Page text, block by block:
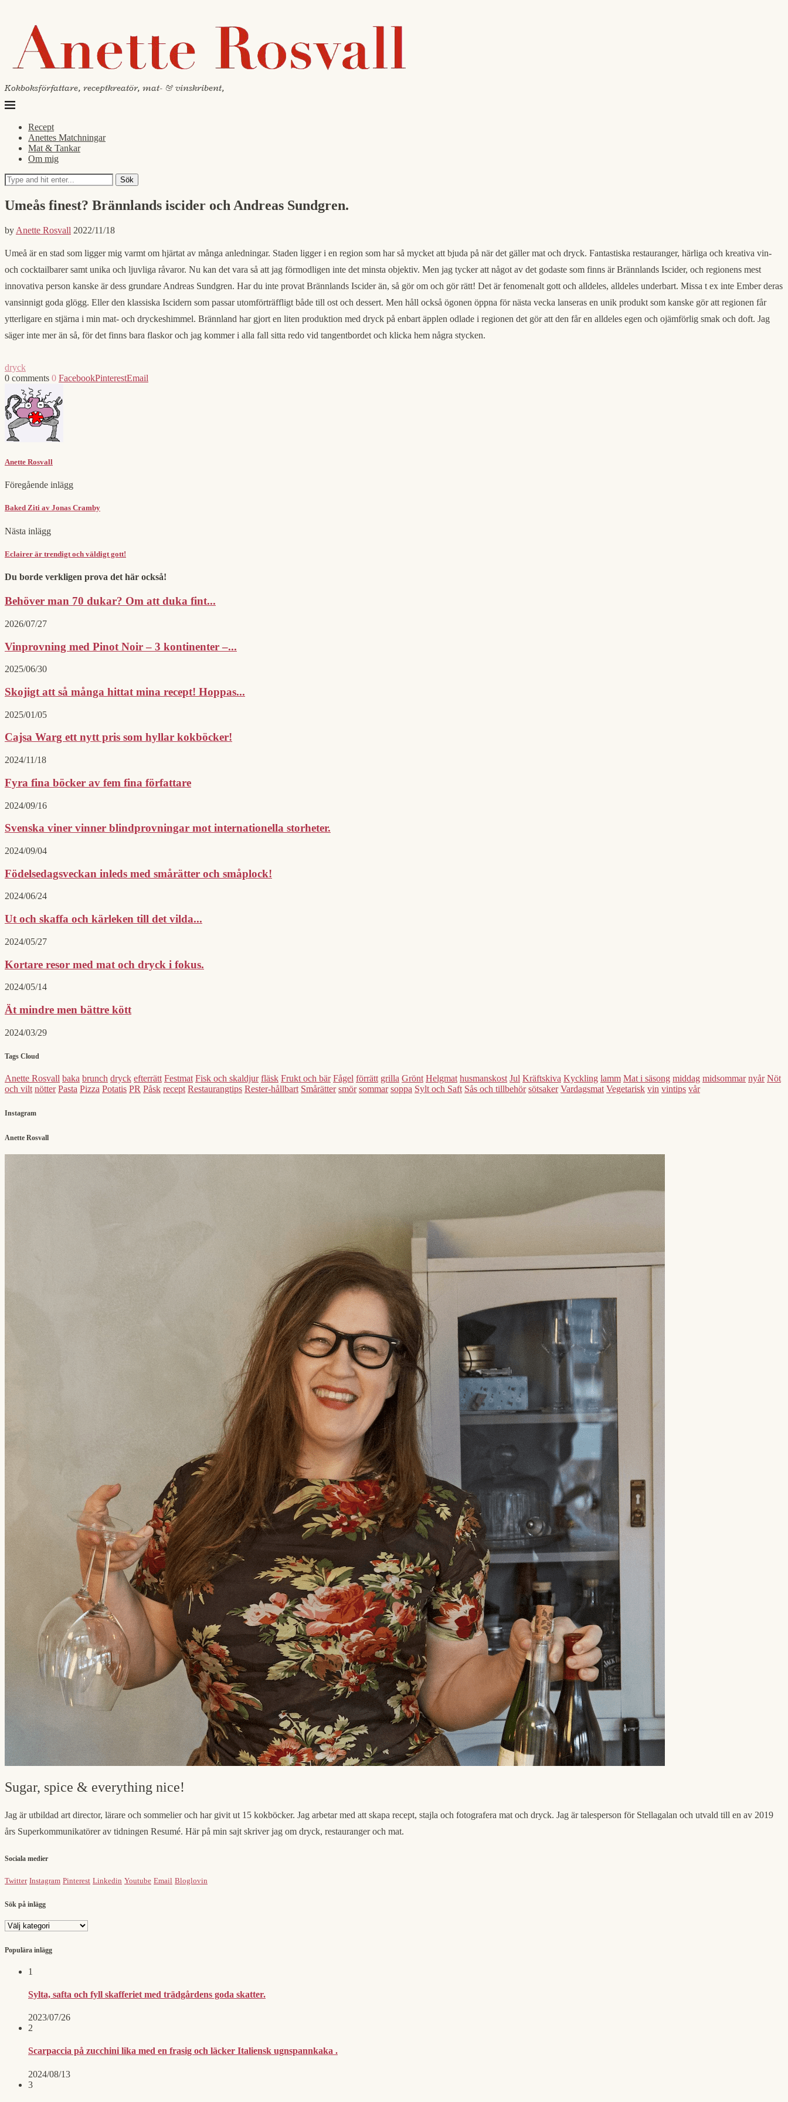
Kokboksförfattare, receptkreatör, mat- & vinskribent,
Recept
Anettes Matchningar
Mat & Tankar
Om mig
Sök
Umeås finest? Brännlands iscider och Andreas Sundgren.
by Anette Rosvall 2022/11/18
Umeå är en stad som ligger mig varmt om hjärtat av många anledningar. Staden ligger i en region som har så mycket att bjuda på när det gäller mat och dryck. Fantastiska restauranger, härliga och kreativa vin-
och cocktailbarer samt unika och ljuvliga råvaror. Nu kan det vara så att jag förmodligen inte det minsta objektiv. Men jag tycker att något av det godaste som finns är Brännlands Iscider, och regionens mest
innovativa person kanske är dess grundare Andreas Sundgren. Har du inte provat Brännlands Iscider än, så gör om och gör rätt! Det är fenomenalt gott och alldeles, alldeles underbart. Missa t ex inte Ember deras
vansinnigt goda glögg. Eller den klassiska Iscidern som passar utomförträffligt både till ost och dessert. Men håll också ögonen öppna för nästa vecka lanseras en unik produkt som kanske gör att regionen får
ytterligare en stjärna i min mat- och dryckeshimmel. Brännland har gjort en liten produktion med dryck på enbart äpplen odlade i regionen det gör att den får en alldeles egen och ojämförlig smak och doft. Jag
säger inte mer än så, för det finns bara flaskor och jag kommer i alla fall sitta redo vid tangentbordet och klicka hem några stycken.
dryck
0 comments 0 FacebookPinterestEmail
Anette Rosvall
Föregående inlägg
Baked Ziti av Jonas Cramby
Nästa inlägg
Eclairer är trendigt och väldigt gott!
Du borde verkligen prova det här också!
Behöver man 70 dukar? Om att duka fint...
2026/07/27
Vinprovning med Pinot Noir – 3 kontinenter –...
2025/06/30
Skojigt att så många hittat mina recept! Hoppas...
2025/01/05
Cajsa Warg ett nytt pris som hyllar kokböcker!
2024/11/18
Fyra fina böcker av fem fina författare
2024/09/16
Svenska viner vinner blindprovningar mot internationella storheter.
2024/09/04
Födelsedagsveckan inleds med smårätter och småplock!
2024/06/24
Ut och skaffa och kärleken till det vilda...
2024/05/27
Kortare resor med mat och dryck i fokus.
2024/05/14
Ät mindre men bättre kött
2024/03/29
Tags Cloud
Anette Rosvall baka brunch dryck efterrätt Festmat Fisk och skaldjur fläsk Frukt och bär Fågel förrätt grilla Grönt Helgmat husmanskost Jul Kräftskiva Kyckling lamm Mat i säsong middag midsommar nyår Nöt
och vilt nötter Pasta Pizza Potatis PR Påsk recept Restaurangtips Rester-hållbart Smårätter smör sommar soppa Sylt och Saft Sås och tillbehör sötsaker Vardagsmat Vegetarisk vin vintips vår
Instagram
Anette Rosvall
Sugar, spice & everything nice!
Jag är utbildad art director, lärare och sommelier och har givit ut 15 kokböcker. Jag arbetar med att skapa recept, stajla och fotografera mat och dryck. Jag är talesperson för Stellagalan och utvald till en av 2019
års Superkommunikatörer av tidningen Resumé. Här på min sajt skriver jag om dryck, restauranger och mat.
Sociala medier
Twitter Instagram Pinterest Linkedin Youtube Email Bloglovin
Sök på inlägg
Sök
inlägg
Populära inlägg
1
Sylta, safta och fyll skafferiet med trädgårdens goda skatter.
2023/07/26
2
Scarpaccia på zucchini lika med en frasig och läcker Italiensk ugnspannkaka .
2024/08/13
3